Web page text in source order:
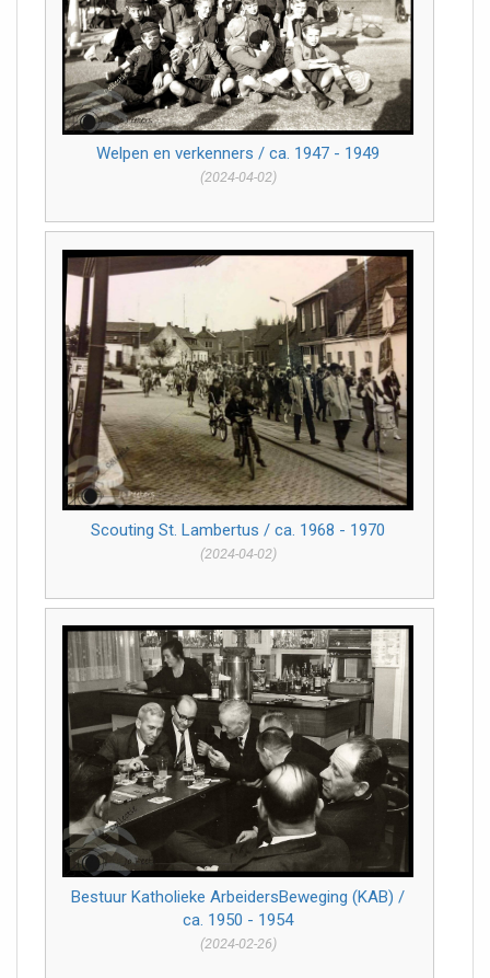
Welpen en verkenners / ca. 1947 - 1949
(2024-04-02)
Scouting St. Lambertus / ca. 1968 - 1970
(2024-04-02)
Bestuur Katholieke ArbeidersBeweging (KAB) /
ca. 1950 - 1954
(2024-02-26)